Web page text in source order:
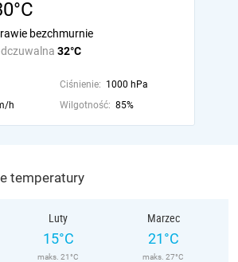
32°C
bezchmurnie
Ciśnienie: 1000 hPa
h Wilgotność: 85%
temperatury
Luty
15°C
maks. 21°C
Marzec
21°C
maks. 27°C